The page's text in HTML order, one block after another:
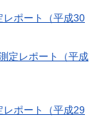
レポート（平成30
定レポート（平成
レポート（平成29